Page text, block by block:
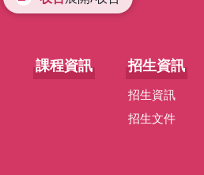
課程資訊 招生資訊
招生資訊
招生文件